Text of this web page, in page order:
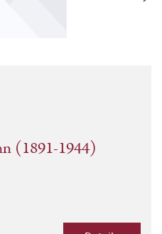
(1891-1944)